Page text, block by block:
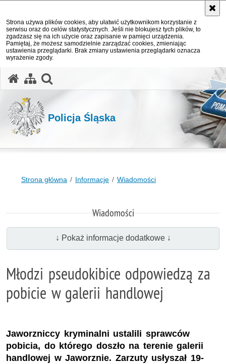
Strona używa plików cookies, aby ułatwić użytkownikom korzystanie z
serwisu oraz do celów statystycznych. Jeśli nie blokujesz tych plików, to
zgadzasz się na ich użycie oraz zapisanie w pamięci urządzenia.
Pamiętaj, że możesz samodzielnie zarządzać cookies, zmieniając
ustawienia przeglądarki. Brak zmiany ustawienia przeglądarki oznacza
wyrażenie zgody.
Policja Śląska
Strona główna Informacje Wiadomości
Wiadomości
↓ Pokaż informacje dodatkowe ↓
Młodzi pseudokibice odpowiedzą za
pobicie w galerii handlowej
Jaworzniccy kryminalni ustalili sprawców
pobicia, do którego doszło na terenie galerii
handlowej w Jaworznie. Zarzuty usłyszał 19-